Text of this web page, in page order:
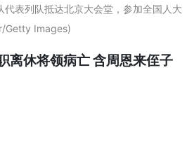
表列队抵达北京大会堂，参加全国人大
Getty Images)
离休将领病亡 含周恩来侄子